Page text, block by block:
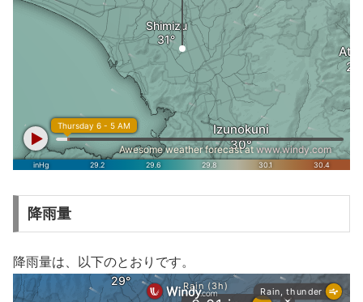
降雨量
降雨量は、以下のとおりです。